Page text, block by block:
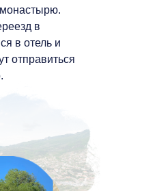
в
в отель и
отправиться